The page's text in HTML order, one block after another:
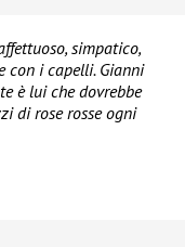
simpatico,
con i capelli. Gianni
è lui che dovrebbe
di rose rosse ogni